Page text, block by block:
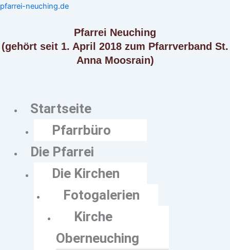
Zum
pfarrei-neuching.de
Pfarrei Neuching
(gehört seit 1. April 2018 zum Pfarrverband St.
Anna Moosrain)
Menü
Startseite
Pfarrbüro
Die Pfarrei
Die Kirchen
Fotogalerien
Kirche
Oberneuching
Menü